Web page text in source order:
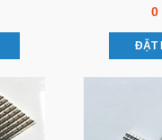
0
ĐẶT